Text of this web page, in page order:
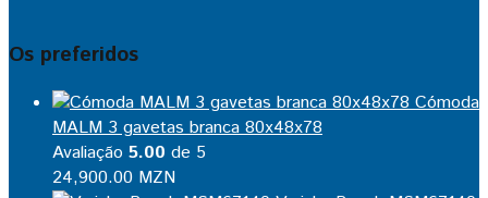
Os preferidos
Cómoda
MALM 3 gavetas branca 80x48x78
Avaliação 5.00 de 5
24,900.00 MZN